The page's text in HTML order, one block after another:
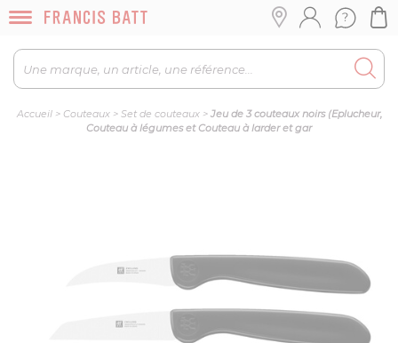
Accueil> Couteaux> Set de couteaux> Jeu de 3 couteaux noirs (Eplucheur,
Couteau à légumes et Couteau à larder et gar